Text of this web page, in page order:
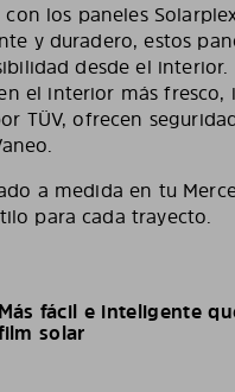
los paneles
y duradero, estos
desde el interior.
el interior más fresco,
TÜV, ofrecen
a medida en tu
para cada trayecto.
Más fácil e inteligente
solar